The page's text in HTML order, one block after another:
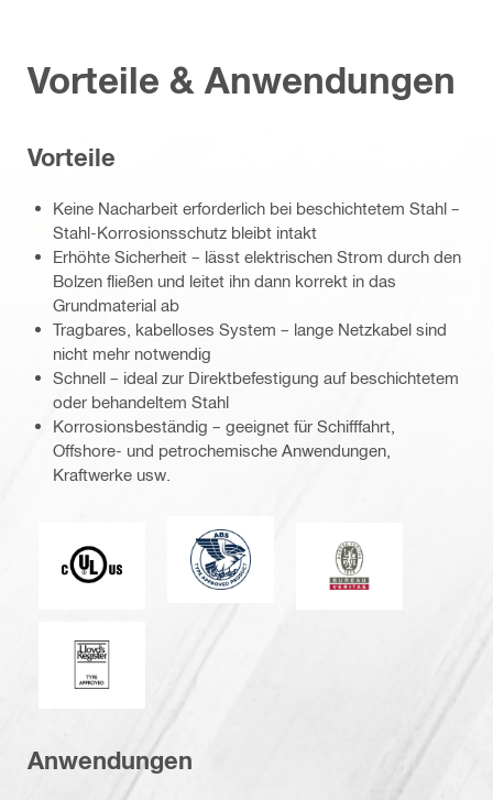
Vorteile & Anwendungen
Vorteile
Keine Nacharbeit erforderlich bei beschichtetem Stahl –
Stahl-Korrosionsschutz bleibt intakt
Erhöhte Sicherheit – lässt elektrischen Strom durch den
Bolzen fließen und leitet ihn dann korrekt in das
Grundmaterial ab
Tragbares, kabelloses System – lange Netzkabel sind
nicht mehr notwendig
Schnell – ideal zur Direktbefestigung auf beschichtetem
oder behandeltem Stahl
Korrosionsbeständig – geeignet für Schifffahrt,
Offshore- und petrochemische Anwendungen,
Kraftwerke usw.
Underwriters LaboratoriesAmerican Bureau of Shipping
Bureau Veritas
Lloyd's Register
Anwendungen